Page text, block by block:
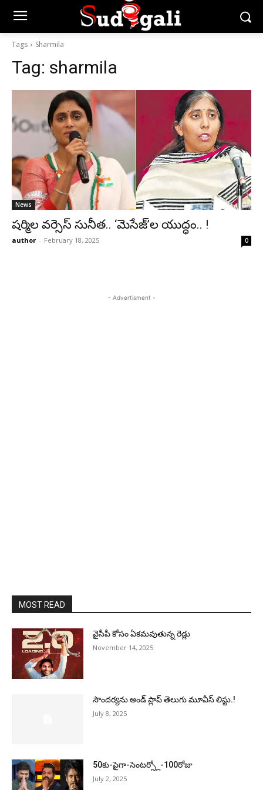
Tags Sharmila
Tag: sharmila
News
షర్మిల వర్సెస్ సునీత.. ‘మెసేజ్‌’ల యుద్ధం.. !
author - February 18, 2025 0
- Advertisment -
MOST READ
వైసీపీ కోసం ఏక‌మ‌వుతున్న రెడ్లు
November 14, 2025
సౌందర్యను అండ్‌ ప్లాప్‌ తెలుగు మూవీస్‌ లిస్టు.!
July 8, 2025
50కు-పైగా-సెంటర్స్లో-100రోజు
July 2, 2025